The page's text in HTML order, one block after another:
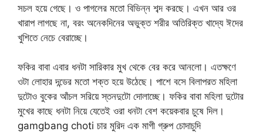
সচল হয়ে গেছে। ও পাগলের মতো বিভিন্ন শব্দ করছে। এখন আর ওর
খারাপ লাগছে না, বরং অনেকদিনের অভুক্ত শরীর অতিরিক্ত খাদ্যে ঈদের
খুশিতে নেচে বেরাচ্ছে।
ফকির বাবা এবার ধনটা সারিকার মুখ থেকে বের করে আনলো। এতক্ষণে
ওটা লোহার দন্ডের মতো শক্ত হয়ে উঠেছে। পাশে বসে বিলাপরত মহিলা
দুটোও বুকের আঁচল সরিয়ে স্তনদুটো দোলাচ্ছে। ফকির বাবা মহিলা দুটোর
মুখের কাছে ধনটা নিয়ে যেতেই ওরা ধনটা বেশ কয়েকবার চুষে দিল।
gamgbang choti চার মুরিদ এক মাগী গ্রুপ চোদাচুদি